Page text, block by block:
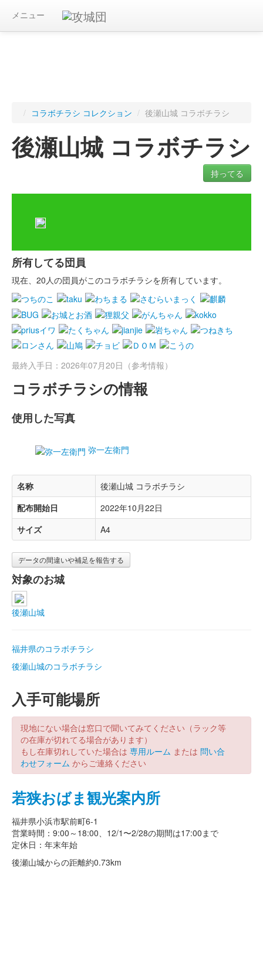
メニュー
/ コラボチラシ コレクション / 後瀬山城 コラボチラシ
後瀬山城 コラボチラシ
持ってる
所有してる団員
現在、20人の団員がこのコラボチラシを所有しています。
最終入手日：2026年07月20日（参考情報）
コラボチラシの情報
使用した写真
弥一左衛門
名称
後瀬山城 コラボチラシ
配布開始日
2022年10月22日
サイズ
A4
データの間違いや補足を報告する
対象のお城
後瀬山城
福井県のコラボチラシ
後瀬山城のコラボチラシ
入手可能場所
現地にない場合は窓口で聞いてみてください（ラック等
の在庫が切れてる場合があります）
もし在庫切れしていた場合は 専用ルーム または 問い合
わせフォーム からご連絡ください
若狭おばま観光案内所
福井県小浜市駅前町6-1
営業時間：9:00～18:00、12/1〜2/28の期間は17:00まで
定休日：年末年始
後瀬山城からの距離約0.73km